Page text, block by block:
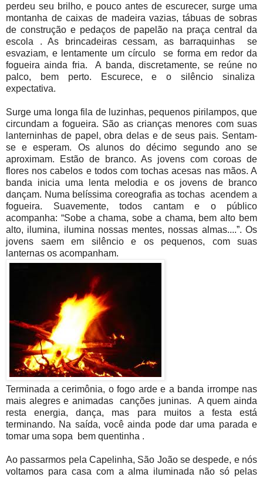
perdeu seu brilho, e pouco antes de escurecer, surge uma
montanha de caixas de madeira vazias, tábuas de sobras
de construção e pedaços de papelão na praça central da
escola . As brincadeiras cessam, as barraquinhas se
esvaziam, e lentamente um círculo se forma em redor da
fogueira ainda fria. A banda, discretamente, se reúne no
palco, bem perto. Escurece, e o silêncio sinaliza
expectativa.
Surge uma longa fila de luzinhas, pequenos pirilampos, que
circundam a fogueira. São as crianças menores com suas
lanterninhas de papel, obra delas e de seus pais. Sentam-
se e esperam. Os alunos do décimo segundo ano se
aproximam. Estão de branco. As jovens com coroas de
flores nos cabelos e todos com tochas acesas nas mãos. A
banda inicia uma lenta melodia e os jovens de branco
dançam. Numa belíssima coreografia as tochas acendem a
fogueira. Suavemente, todos cantam e o público
acompanha: “Sobe a chama, sobe a chama, bem alto bem
alto, ilumina, ilumina nossas mentes, nossas almas....”. Os
jovens saem em silêncio e os pequenos, com suas
lanternas os acompanham.
Terminada a cerimônia, o fogo arde e a banda irrompe nas
mais alegres e animadas canções juninas. A quem ainda
resta energia, dança, mas para muitos a festa está
terminando. Na saída, você ainda pode dar uma parada e
tomar uma sopa bem quentinha .
Ao passarmos pela Capelinha, São João se despede, e nós
voltamos para casa com a alma iluminada não só pelas